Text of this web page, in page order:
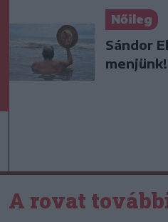
Nőileg
Sándor
menjünk!
A rovat